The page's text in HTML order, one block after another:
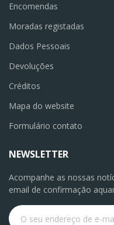
Encomendas
Moradas registadas
Dados Pessoais
Devoluções
Créditos
Mapa do website
Formulário contato
NEWSLETTER
Acompanhe as nossas
email de confirmação